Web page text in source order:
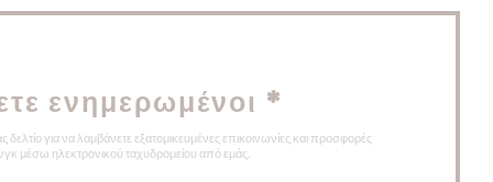
ενημερωμένοι *
δελτίο για να λαμβάνετε εξατομικευμένες επικοινωνίες και προσφορές
μέσω ηλεκτρονικού ταχυδρομείου από εμάς.